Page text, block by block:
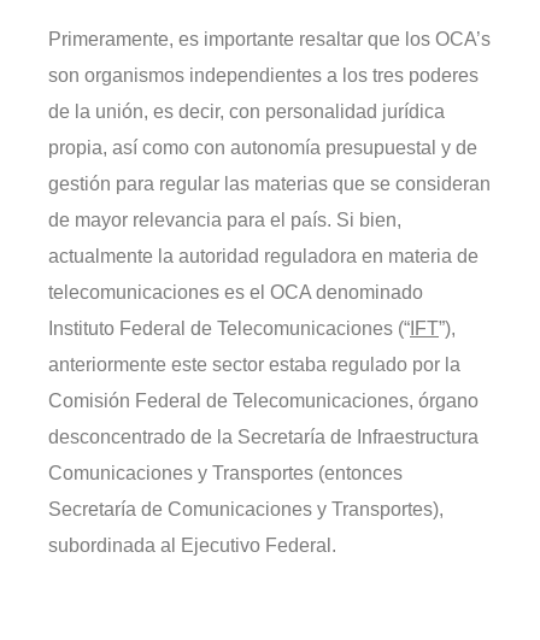
Primeramente, es importante resaltar que los OCA’s
son organismos independientes a los tres poderes
de la unión, es decir, con personalidad jurídica
propia, así como con autonomía presupuestal y de
gestión para regular las materias que se consideran
de mayor relevancia para el país. Si bien,
actualmente la autoridad reguladora en materia de
telecomunicaciones es el OCA denominado
Instituto Federal de Telecomunicaciones (“ IFT”),
anteriormente este sector estaba regulado por la
Comisión Federal de Telecomunicaciones, órgano
desconcentrado de la Secretaría de Infraestructura
Comunicaciones y Transportes (entonces
Secretaría de Comunicaciones y Transportes),
subordinada al Ejecutivo Federal.